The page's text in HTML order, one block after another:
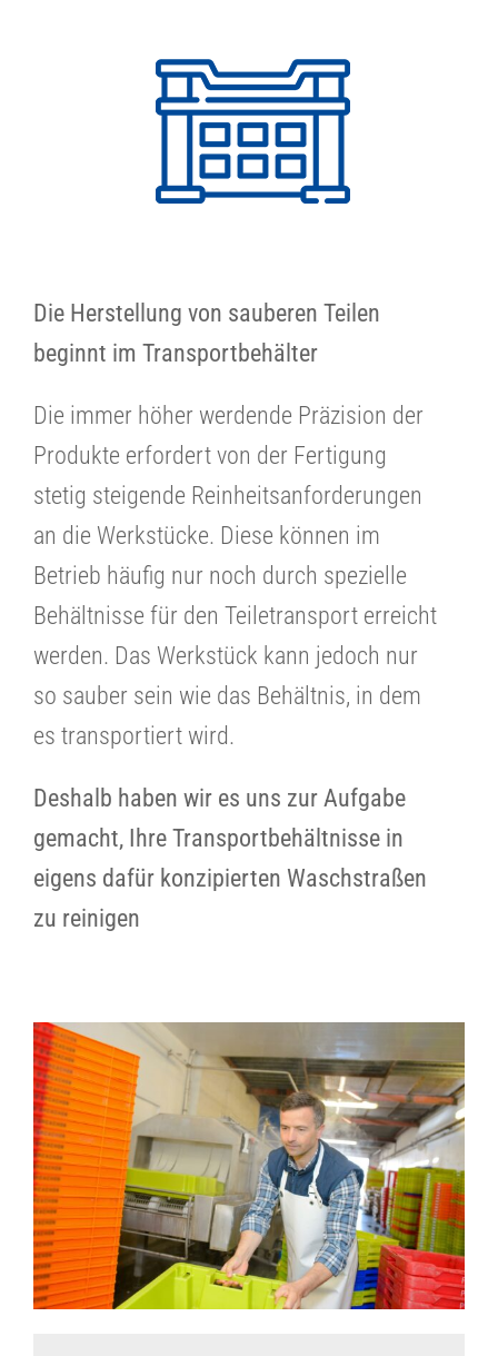
Die Herstellung von sauberen Teilen
beginnt im Transportbehälter
Die immer höher werdende Präzision der
Produkte erfordert von der Fertigung
stetig steigende Reinheitsanforderungen
an die Werkstücke. Diese können im
Betrieb häufig nur noch durch spezielle
Behältnisse für den Teiletransport erreicht
werden. Das Werkstück kann jedoch nur
so sauber sein wie das Behältnis, in dem
es transportiert wird.
Deshalb haben wir es uns zur Aufgabe
gemacht, Ihre Transportbehältnisse in
eigens dafür konzipierten Waschstraßen
zu reinigen